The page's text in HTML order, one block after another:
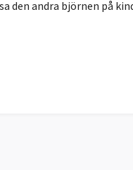
den andra björnen på